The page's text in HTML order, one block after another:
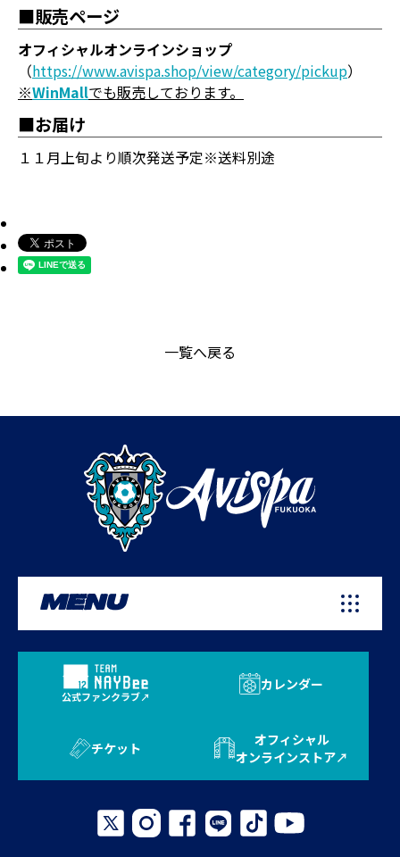
■販売ページ
オフィシャルオンラインショップ
（https://www.avispa.shop/view/category/pickup）
※WinMallでも販売しております。
■お届け
１１月上旬より順次発送予定※送料別途
一覧へ戻る
MENU
公式ファンクラブ
カレンダー
チケット
オフィシャル
オンラインストア